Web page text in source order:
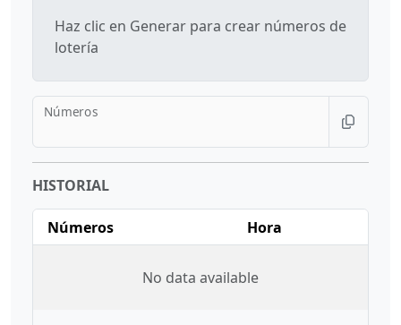
Haz clic en Generar para crear números de
lotería
Números
HISTORIAL
Números Hora
No data available